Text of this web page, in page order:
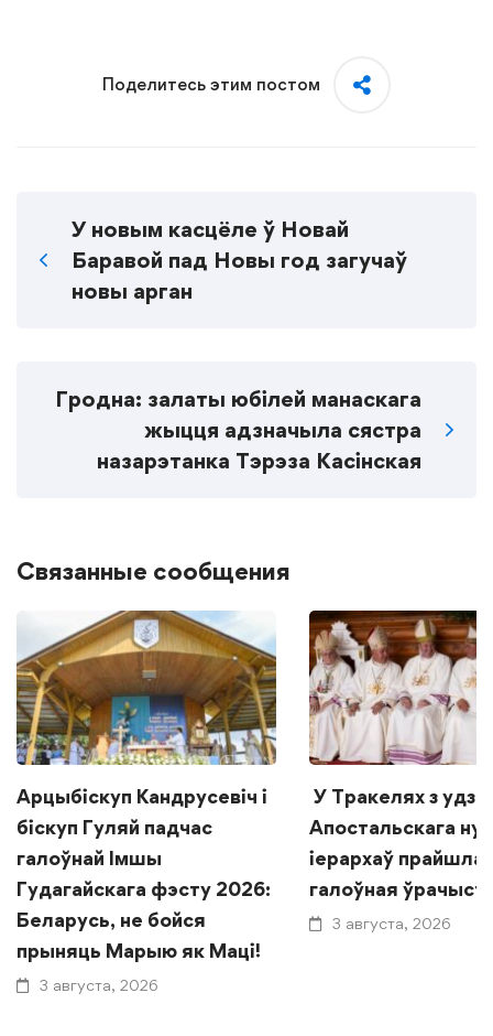
Поделитесь этим постом
У новым касцёле ў Новай
Баравой пад Новы год загучаў
новы арган
Гродна: залаты юбілей манаскага
жыцця адзначыла сястра
назарэтанка Тэрэза Касінская
Связанные сообщения
Арцыбіскуп Кандрусевіч і
біскуп Гуляй падчас
галоўнай Імшы
Гудагайскага фэсту 2026:
Беларусь, не бойся
прыняць Марыю як Маці!
3 августа, 2026
У Тракелях з
Апостальскага
іерархаў прайшла
галоўная
3 августа, 2026